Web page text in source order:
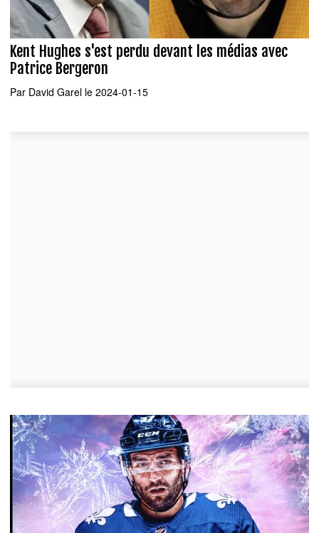
Kent Hughes s'est perdu devant les médias avec
Patrice Bergeron
Par David Garel le 2024-01-15